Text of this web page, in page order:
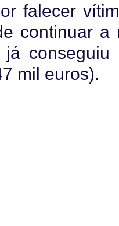
falecer
continuar
mil euros).